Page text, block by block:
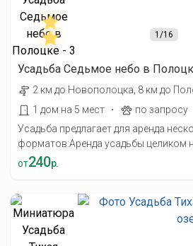
1/16
Усадьба Седьмое небо в
2 км до Новополоцка, 8 км до
1 дом на 5 мест
·
по запросу
Усадьба предлагает для аренда
форматов:Аренда усадьбы целиком
от240р.